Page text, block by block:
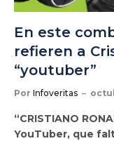
En este
refieren a
“youtuber”
Por Infoveritas
“CRISTIANO
YouTuber, que